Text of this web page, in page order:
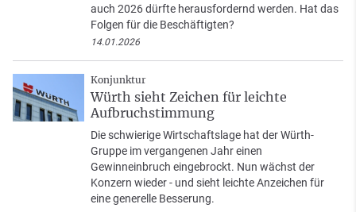
auch 2026 dürfte herausfordernd werden. Hat das
Folgen für die Beschäftigten?
14.01.2026
Konjunktur
Würth sieht Zeichen für leichte
Aufbruchstimmung
Die schwierige Wirtschaftslage hat der Würth-
Gruppe im vergangenen Jahr einen
Gewinneinbruch eingebrockt. Nun wächst der
Konzern wieder - und sieht leichte Anzeichen für
eine generelle Besserung.